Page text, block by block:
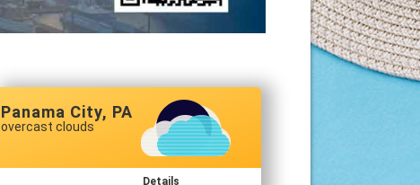
Panama City, PA
overcast clouds
Details